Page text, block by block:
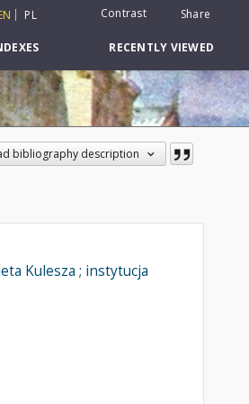
PL Contrast Share
RECENTLY VIEWED
bibliography description
Kulesza ; instytucja